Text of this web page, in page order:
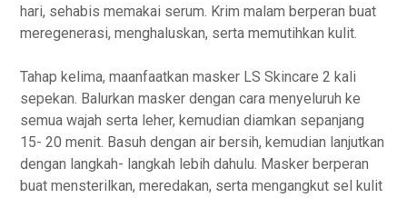
hari, sehabis memakai serum. Krim malam berperan buat
meregenerasi, menghaluskan, serta memutihkan kulit.
Tahap kelima, maanfaatkan masker LS Skincare 2 kali
sepekan. Balurkan masker dengan cara menyeluruh ke
semua wajah serta leher, kemudian diamkan sepanjang
15- 20 menit. Basuh dengan air bersih, kemudian lanjutkan
dengan langkah- langkah lebih dahulu. Masker berperan
buat mensterilkan, meredakan, serta mengangkut sel kulit